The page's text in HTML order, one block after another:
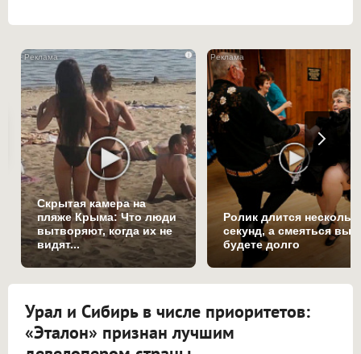
i
Скрытая камера на
пляже Крыма: Что люди
вытворяют, когда их не
видят...
Ролик длится
секунд, а смеяться вы
будете долго
Урал и Сибирь в числе приоритетов:
«Эталон» признан лучшим